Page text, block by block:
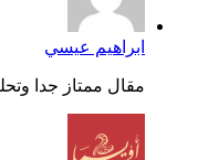
ابراهيم عيسي
مقال ممتاز جدا